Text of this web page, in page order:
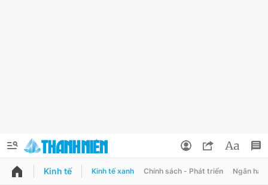
QUẢNG CÁO
Kinh tế Kinh tế xanh Chính sách - Phát triển Ngân